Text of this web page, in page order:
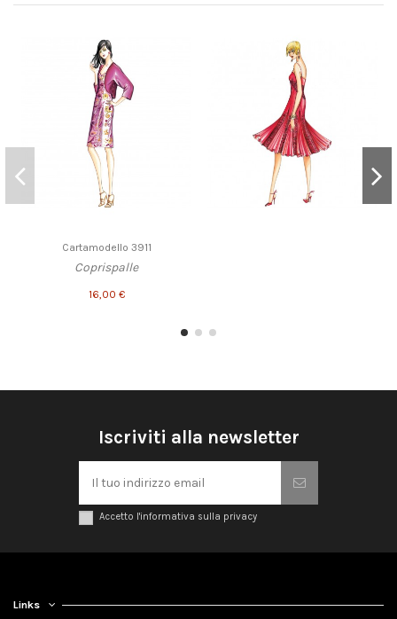
Cartamodello 3911
Coprispalle
16,00 €
Iscriviti alla newsletter
Accetto l'informativa sulla privacy
Links